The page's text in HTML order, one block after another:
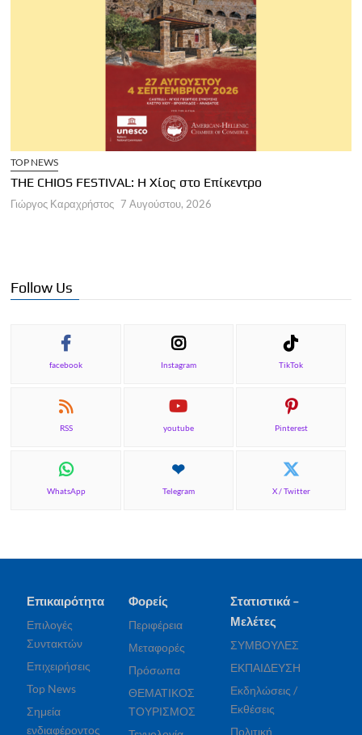
TOP NEWS
THE CHIOS FESTIVAL: Η Χίος στο Επίκεντρο
Γιώργος Καραχρήστος 7 Αυγούστου, 2026
Follow Us
facebook Instagram TikTok
RSS youtube Pinterest
WhatsApp Telegram X / Twitter
Επικαιρότητα
Επιλογές
Συντακτών
Επιχειρήσεις
Top News
Σημεία
ενδιαφέροντος
Φορείς
Περιφέρεια
Μεταφορές
Πρόσωπα
ΘΕΜΑΤΙΚΟΣ
ΤΟΥΡΙΣΜΟΣ
Στατιστικά –
Μελέτες
ΣΥΜΒΟΥΛΕΣ
ΕΚΠΑΙΔΕΥΣΗ
Εκδηλώσεις /
Εκθέσεις
Πολιτική